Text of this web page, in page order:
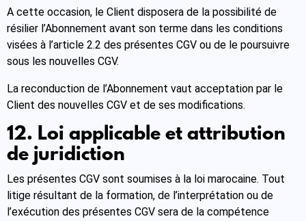
A cette occasion, le Client disposera de la possibilité de
résilier l’Abonnement avant son terme dans les conditions
visées à l’article 2.2 des présentes CGV ou de le poursuivre
sous les nouvelles CGV.
La reconduction de l’Abonnement vaut acceptation par le
Client des nouvelles CGV et de ses modifications.
12. Loi applicable et attribution
de juridiction
Les présentes CGV sont soumises à la loi marocaine. Tout
litige résultant de la formation, de l’interprétation ou de
l’exécution des présentes CGV sera de la compétence